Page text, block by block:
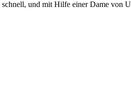
und mit Hilfe einer Dame von